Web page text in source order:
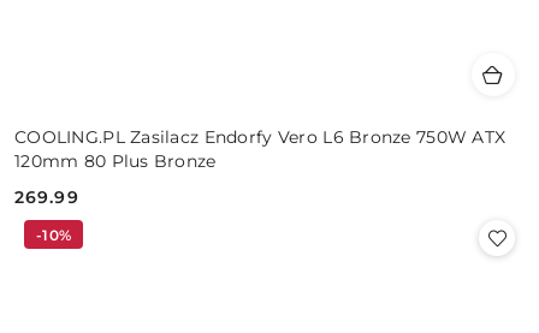
COOLING.PL Zasilacz Endorfy Vero L6 Bronze 750W ATX
120mm 80 Plus Bronze
Cena:
269.99
-10%